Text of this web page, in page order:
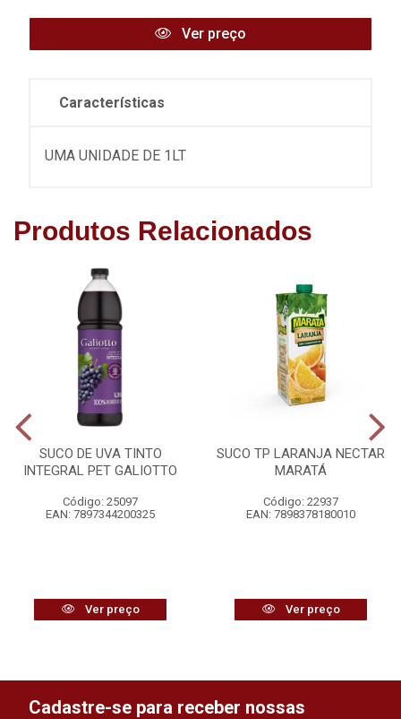
Ver preço
Características
UMA UNIDADE DE 1LT
Produtos Relacionados
SUCO DE UVA TINTO
INTEGRAL PET GALIOTTO
Código: 25097
EAN: 7897344200325
Ver preço
SUCO TP LARANJA NECTAR
MARATÁ
Código: 22937
EAN: 7898378180010
Ver preço
Cadastre-se para receber nossas